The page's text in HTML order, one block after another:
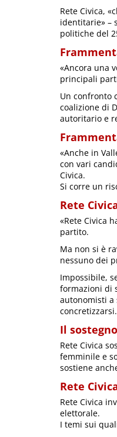
Rete Civica,
identitarie» –
politiche del
«Ancora una
principali
Un confronto
coalizione di
autoritario e
«Anche in
con vari
Civica.
Si corre un
Rete
«Rete Civica
partito.
Ma non si è
nessuno dei
Impossibile,
formazioni di
autonomisti a
concretizzarsi.
Il
Rete Civica
femminile e
sostiene
Rete
Rete Civica
elettorale.
I temi sui